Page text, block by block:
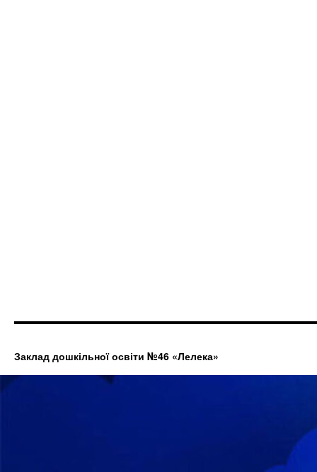
Заклад дошкільної освіти №46 «Лелека»